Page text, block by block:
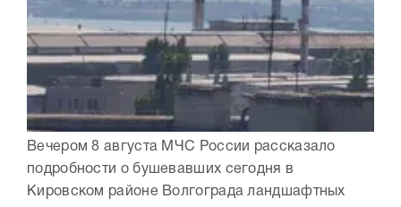
Вечером 8 августа МЧС России рассказало
подробности о бушевавших сегодня в
Кировском районе Волгограда ландшафтных